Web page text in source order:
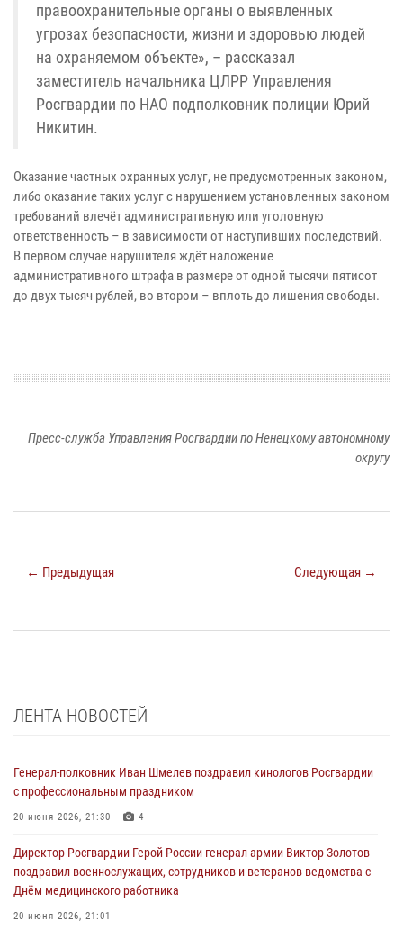
правоохранительные органы о выявленных
угрозах безопасности, жизни и здоровью людей
на охраняемом объекте», – рассказал
заместитель начальника ЦЛРР Управления
Росгвардии по НАО подполковник полиции Юрий
Никитин.
Оказание частных охранных услуг, не предусмотренных законом,
либо оказание таких услуг с нарушением установленных законом
требований влечёт административную или уголовную
ответственность – в зависимости от наступивших последствий.
В первом случае нарушителя ждёт наложение
административного штрафа в размере от одной тысячи пятисот
до двух тысяч рублей, во втором – вплоть до лишения свободы.
Пресс-служба Управления Росгвардии по Ненецкому автономному
округу
← Предыдущая Следующая →
ЛЕНТА НОВОСТЕЙ
Генерал-полковник Иван Шмелев поздравил кинологов Росгвардии
с профессиональным праздником
20 июня 2026, 21:30 4
Директор Росгвардии Герой России генерал армии Виктор Золотов
поздравил военнослужащих, сотрудников и ветеранов ведомства с
Днём медицинского работника
20 июня 2026, 21:01